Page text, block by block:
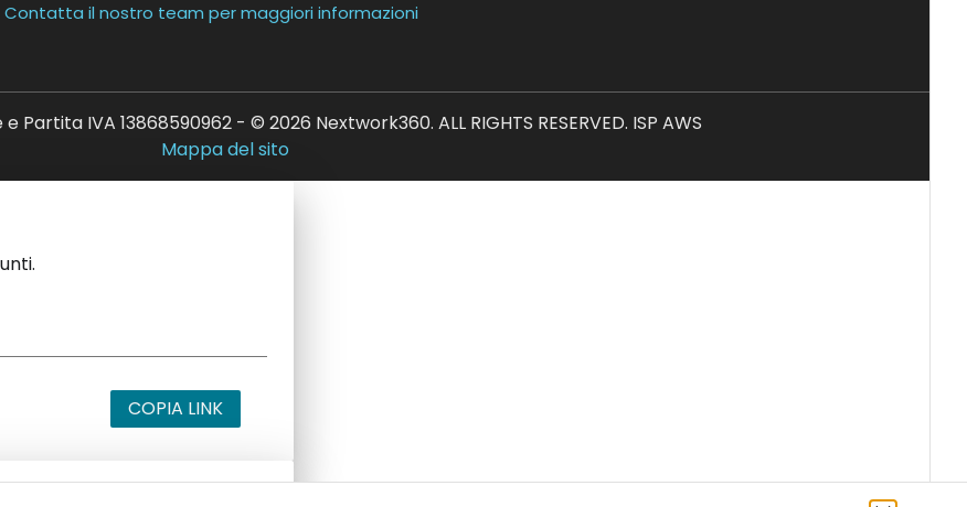
Contatta il nostro team per maggiori informazioni
IVA 13868590962 - © 2026 Nextwork360. ALL RIGHTS RESERVED. ISP AWS
Mappa del sito
COPIA LINK